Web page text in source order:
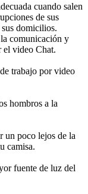
cuando salen
de sus
domicilios.
comunicación y
el video Chat.
trabajo por video
hombros a la
un poco lejos de la
camisa.
fuente de luz del